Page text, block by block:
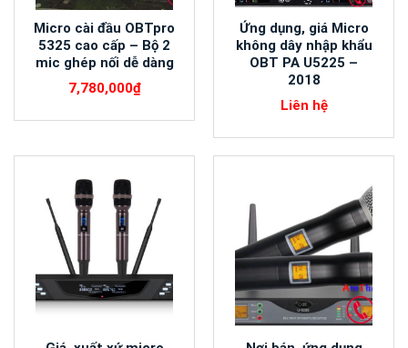
Micro cài đầu OBTpro
5325 cao cấp – Bộ 2
mic ghép nối dễ dàng
7,780,000₫
Ứng dụng, giá Micro
không dây nhập khẩu
OBT PA U5225 –
2018
Liên hệ